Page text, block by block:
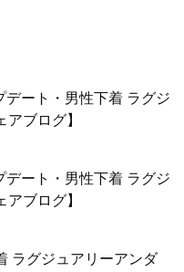
デート・男性下着 ラグジ
アブログ】
デート・男性下着 ラグジ
アブログ】
ラグジュアリーアンダ